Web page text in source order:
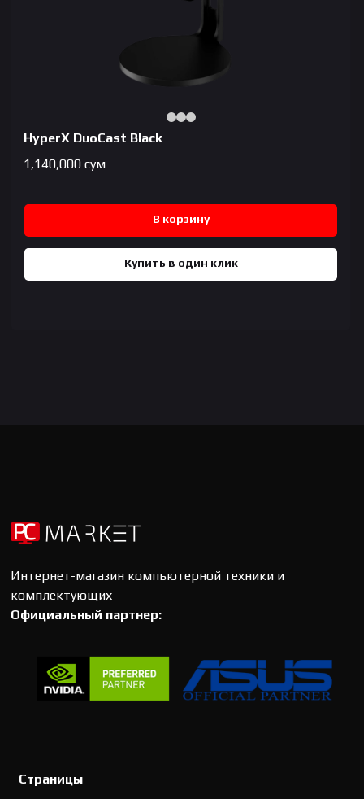
HyperX DuoCast Black
1,140,000 сум
В корзину
Купить в один клик
Интернет-магазин компьютерной техники и
комплектующих
Официальный партнер:
Страницы